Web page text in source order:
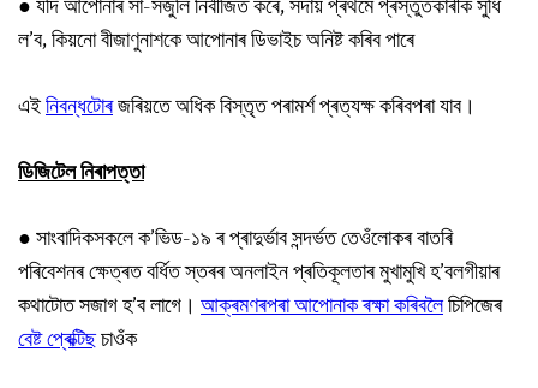
● যদি আপোনাৰ সা-সঁজুলি নিৰ্বীজিত কৰে, সদায় প্ৰথমে প্ৰস্তুতকাৰীক সুধি
ল’ব, কিয়নো বীজাণুনাশকে আপোনাৰ ডিভাইচ অনিষ্ট কৰিব পাৰে
এইনিবন্ধটোৰজৰিয়তে অধিক বিস্তৃত পৰামৰ্শ প্ৰত্যক্ষ কৰিবপৰা যাব।
ডিজিটেল নিৰাপত্তা
● সাংবাদিকসকলে ক’ভিড-১৯ ৰ প্ৰাদুৰ্ভাব সন্দৰ্ভত তেওঁলোকৰ বাতৰি
পৰিবেশনৰ ক্ষেত্ৰত বৰ্ধিত স্তৰৰ অনলাইন প্ৰতিকূলতাৰ মুখামুখি হ’বলগীয়াৰ
কথাটোত সজাগ হ’ব লাগে। আক্ৰমণৰপৰা আপোনাক ৰক্ষা কৰিবলৈচিপিজেৰ
বেষ্ট প্ৰেক্টিছচাওঁক